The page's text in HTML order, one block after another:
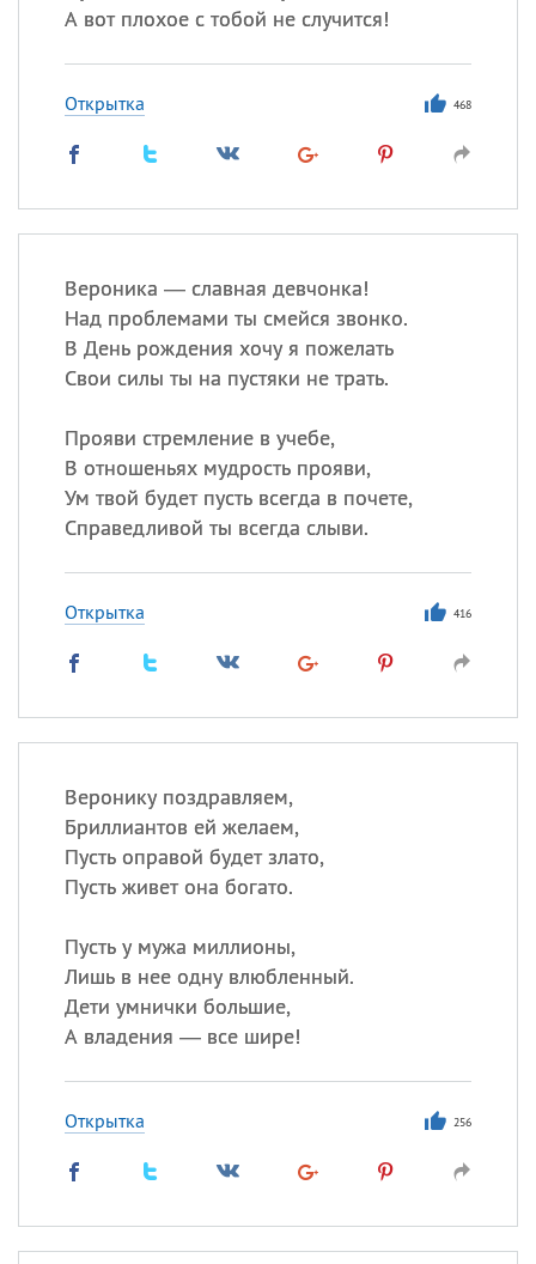
А вот плохое с тобой не случится!
Открытка 468
Вероника — славная девчонка!
Над проблемами ты смейся звонко.
В День рождения хочу я пожелать
Свои силы ты на пустяки не трать.
Прояви стремление в учебе,
В отношеньях мудрость прояви,
Ум твой будет пусть всегда в почете,
Справедливой ты всегда слыви.
Открытка 416
Веронику поздравляем,
Бриллиантов ей желаем,
Пусть оправой будет злато,
Пусть живет она богато.
Пусть у мужа миллионы,
Лишь в нее одну влюбленный.
Дети умнички большие,
А владения — все шире!
Открытка 256